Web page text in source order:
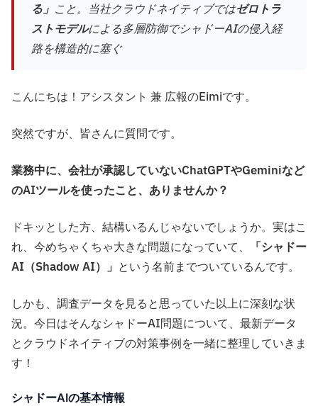
る」 こと。当社クラウドネイティブではゼロトラ
ストモデルによる多層防御でシャドーAIの侵入経
路を構造的に塞ぐ
こんにちは！アシスタント 兼 広報のEimiです。
突然ですが、皆さんに質問です。
業務中に、会社が承認していないChatGPTやGeminiなど
のAIツールを使ったこと、ありませんか？
ドキッとした方、結構いるんじゃないでしょうか。実はこ
れ、今めちゃくちゃ大きな問題になっていて、
「シャドー
AI（Shadow AI）」 という名前までついているんです。
しかも、調査データを見ると思っていた以上に深刻な状
況。今日はそんなシャドーAI問題について、最新データ
とクラウドネイティブの対策事例を一緒に整理していきま
す！
シャドーAIの基本情報